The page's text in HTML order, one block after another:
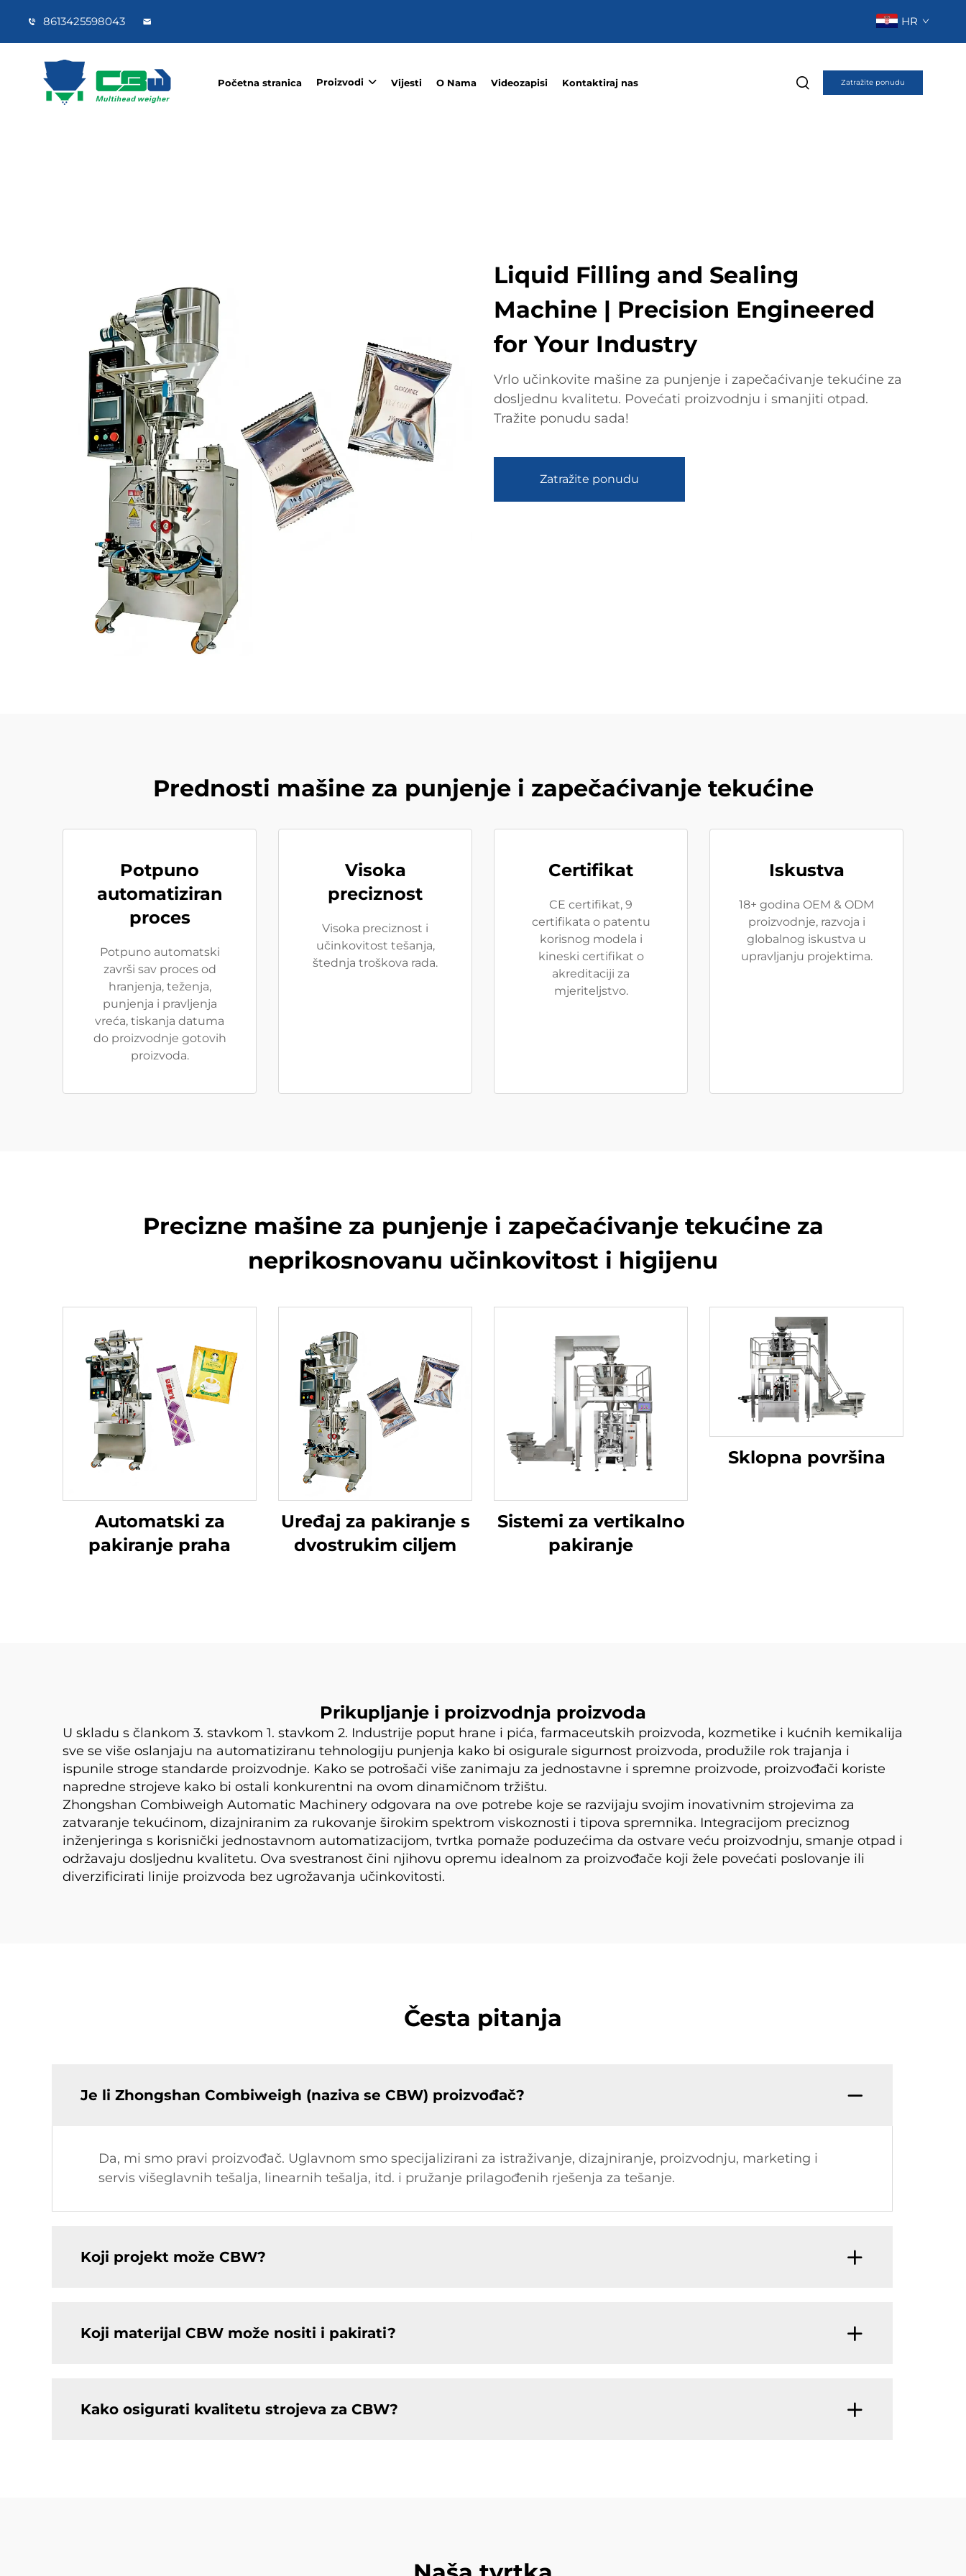
8613425598043 HR
Početna stranica Proizvodi Vijesti O Nama Videozapisi Kontaktiraj nas Zatražite ponudu
Liquid Filling and Sealing
Machine | Precision Engineered
for Your Industry
Vrlo učinkovite mašine za punjenje i zapečaćivanje tekućine za
dosljednu kvalitetu. Povećati proizvodnju i smanjiti otpad.
Tražite ponudu sada!
Zatražite ponudu
Prednosti mašine za punjenje i zapečaćivanje tekućine
Potpuno
automatiziran
proces
Potpuno automatski
završi sav proces od
hranjenja, teženja,
punjenja i pravljenja
vreća, tiskanja datuma
do proizvodnje gotovih
proizvoda.
Visoka
preciznost
Visoka preciznost i
učinkovitost tešanja,
štednja troškova rada.
Certifikat
CE certifikat, 9
certifikata o patentu
korisnog modela i
kineski certifikat o
akreditaciji za
mjeriteljstvo.
Iskustva
18+ godina OEM & ODM
proizvodnje, razvoja i
globalnog iskustva u
upravljanju projektima.
Precizne mašine za punjenje i zapečaćivanje tekućine za
neprikosnovanu učinkovitost i higijenu
Automatski za
pakiranje praha
Uređaj za pakiranje s
dvostrukim ciljem
Sistemi za vertikalno
pakiranje
Sklopna površina
Prikupljanje i proizvodnja proizvoda
U skladu s člankom 3. stavkom 1. stavkom 2. Industrije poput hrane i pića, farmaceutskih proizvoda, kozmetike i kućnih kemikalija
sve se više oslanjaju na automatiziranu tehnologiju punjenja kako bi osigurale sigurnost proizvoda, produžile rok trajanja i
ispunile stroge standarde proizvodnje. Kako se potrošači više zanimaju za jednostavne i spremne proizvode, proizvođači koriste
napredne strojeve kako bi ostali konkurentni na ovom dinamičnom tržištu.
Zhongshan Combiweigh Automatic Machinery odgovara na ove potrebe koje se razvijaju svojim inovativnim strojevima za
zatvaranje tekućinom, dizajniranim za rukovanje širokim spektrom viskoznosti i tipova spremnika. Integracijom preciznog
inženjeringa s korisnički jednostavnom automatizacijom, tvrtka pomaže poduzećima da ostvare veću proizvodnju, smanje otpad i
održavaju dosljednu kvalitetu. Ova svestranost čini njihovu opremu idealnom za proizvođače koji žele povećati poslovanje ili
diverzificirati linije proizvoda bez ugrožavanja učinkovitosti.
Česta pitanja
Je li Zhongshan Combiweigh (naziva se CBW) proizvođač?
Da, mi smo pravi proizvođač. Uglavnom smo specijalizirani za istraživanje, dizajniranje, proizvodnju, marketing i
servis višeglavnih tešalja, linearnih tešalja, itd. i pružanje prilagođenih rješenja za tešanje.
Koji projekt može CBW?
Koji materijal CBW može nositi i pakirati?
Kako osigurati kvalitetu strojeva za CBW?